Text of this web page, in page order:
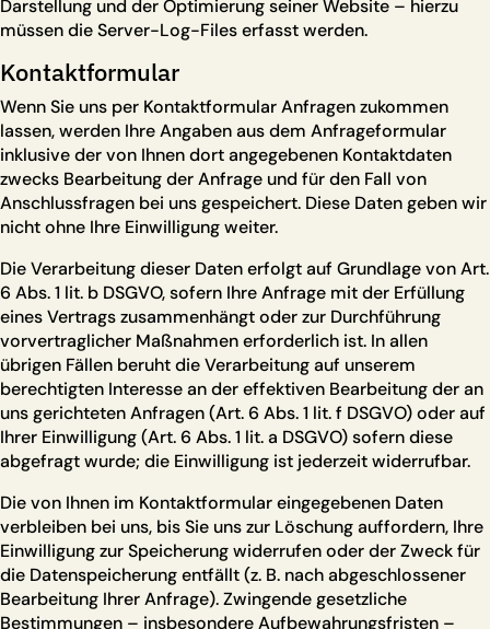
Darstellung und der Optimierung seiner Website – hierzu
müssen die Server-Log-Files erfasst werden.
Kontaktformular
Wenn Sie uns per Kontaktformular Anfragen zukommen
lassen, werden Ihre Angaben aus dem Anfrageformular
inklusive der von Ihnen dort angegebenen Kontaktdaten
zwecks Bearbeitung der Anfrage und für den Fall von
Anschlussfragen bei uns gespeichert. Diese Daten geben wir
nicht ohne Ihre Einwilligung weiter.
Die Verarbeitung dieser Daten erfolgt auf Grundlage von Art.
6 Abs. 1 lit. b DSGVO, sofern Ihre Anfrage mit der Erfüllung
eines Vertrags zusammenhängt oder zur Durchführung
vorvertraglicher Maßnahmen erforderlich ist. In allen
übrigen Fällen beruht die Verarbeitung auf unserem
berechtigten Interesse an der effektiven Bearbeitung der an
uns gerichteten Anfragen (Art. 6 Abs. 1 lit. f DSGVO) oder auf
Ihrer Einwilligung (Art. 6 Abs. 1 lit. a DSGVO) sofern diese
abgefragt wurde; die Einwilligung ist jederzeit widerrufbar.
Die von Ihnen im Kontaktformular eingegebenen Daten
verbleiben bei uns, bis Sie uns zur Löschung auffordern, Ihre
Einwilligung zur Speicherung widerrufen oder der Zweck für
die Datenspeicherung entfällt (z. B. nach abgeschlossener
Bearbeitung Ihrer Anfrage). Zwingende gesetzliche
Bestimmungen – insbesondere Aufbewahrungsfristen –